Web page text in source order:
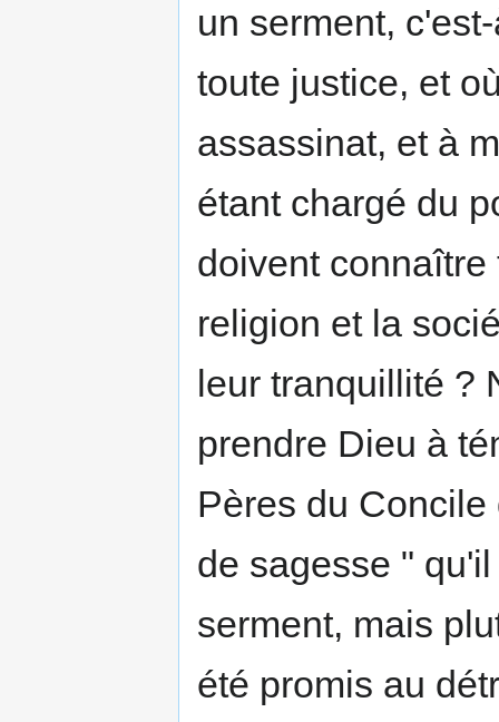
un serment,
toute justice, et
assassinat, et à
étant chargé du
doivent
religion et la
leur tranquillité ?
prendre Dieu à
Pères du
de sagesse "
serment, mais
été promis au